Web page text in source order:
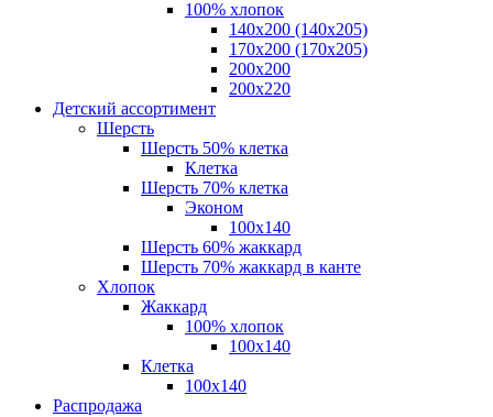
100% хлопок
140x200 (140х205)
170x200 (170х205)
200х200
200х220
Детский ассортимент
Шерсть
Шерсть 50% клетка
Клетка
Шерсть 70% клетка
Эконом
100x140
Шерсть 60% жаккард
Шерсть 70% жаккард в канте
Хлопок
Жаккард
100% хлопок
100x140
Клетка
100х140
Распродажа